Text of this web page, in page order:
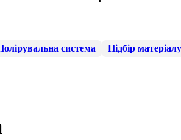
система Підбір матеріалу